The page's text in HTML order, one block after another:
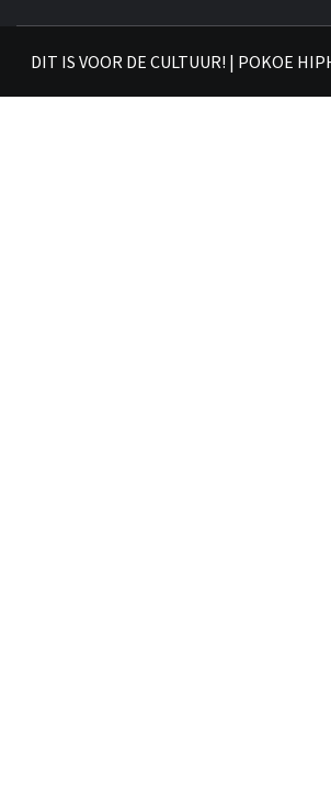
DIT IS VOOR DE CULTUUR! | POKOE